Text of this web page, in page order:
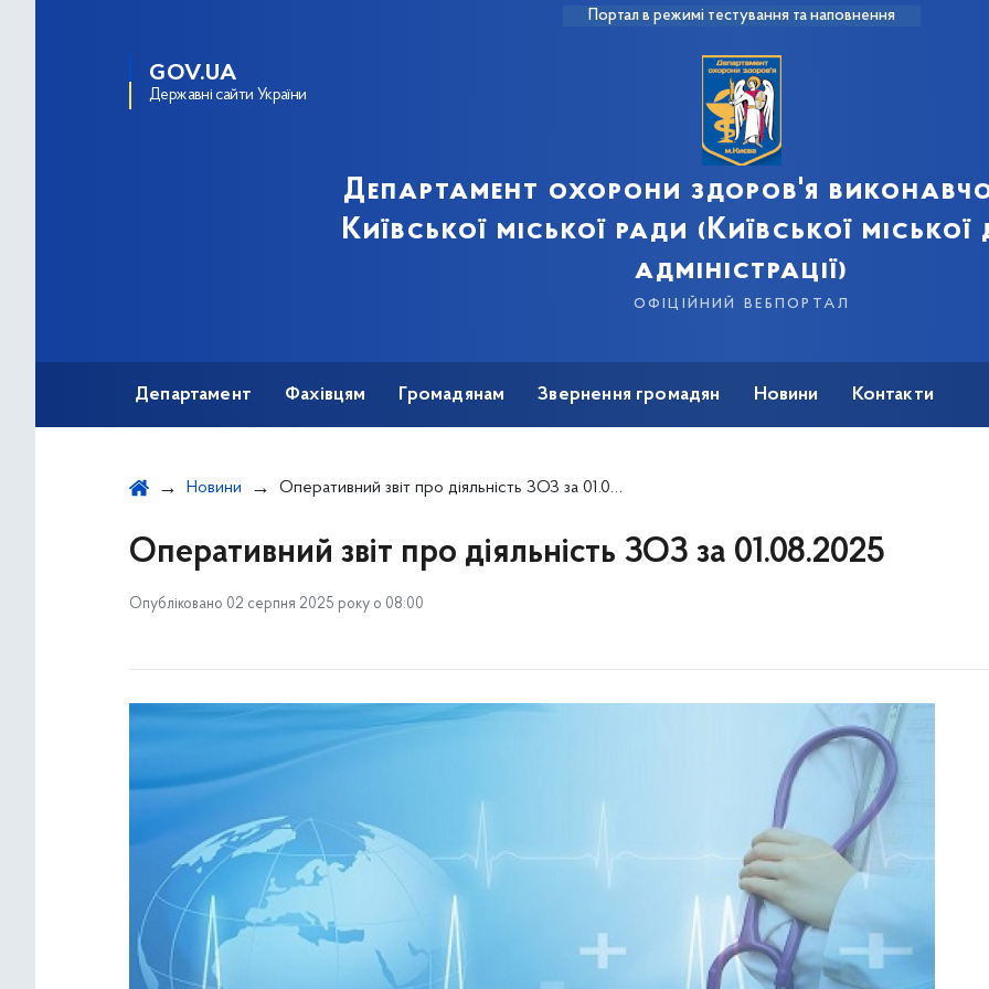
Портал в режимі тестування та наповнення
GOV.UA
Державні сайти України
Департамент охорони здоров'я
Київської міської ради (Київської
адміністрації)
офіційний вебпортал
Департамент Фахівцям Громадянам Звернення громадян Новини Контакти
Новини Оперативний звіт про діяльність ЗОЗ за 01.08.2025
Оперативний звіт про діяльність ЗОЗ за 01.08.2025
Опубліковано 02 серпня 2025 року о 08:00